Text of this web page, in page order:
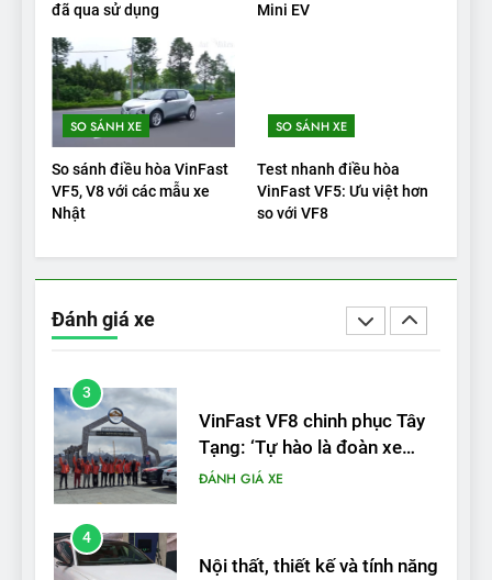
đã qua sử dụng
Mini EV
SO SÁNH XE
So sánh điều hòa VinFast
VF5, V8 với các mẫu xe
Nhật
SO SÁNH XE
Test nhanh điều hòa
VinFast VF5: Ưu việt hơn
so với VF8
Đánh giá xe
điện Hyundai Ioniq 5 N 2025
1
Xe tốt nhất để mua năm
2025: Green Car Reports
nêu tên 5 người vào chung
kết – Mỹ
ĐÁNH GIÁ XE
‘Wuling Bingo ồn, không có
trạm sạc, nhưng vẫn bán
3
VinFast VF8 chinh phục Tây
Tạng: ‘Tự hào là đoàn xe
điện Việt Nam đầu tiên lăn
ĐÁNH GIÁ XE
4
Nội thất, thiết kế và tính năng